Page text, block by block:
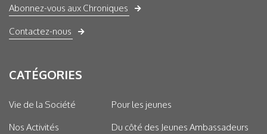
Abonnez-vous aux Chroniques
Contactez-nous
CATÉGORIES
Vie de la Société
Nos Activités
Pour les jeunes
Du côté des Jeunes Ambassadeurs